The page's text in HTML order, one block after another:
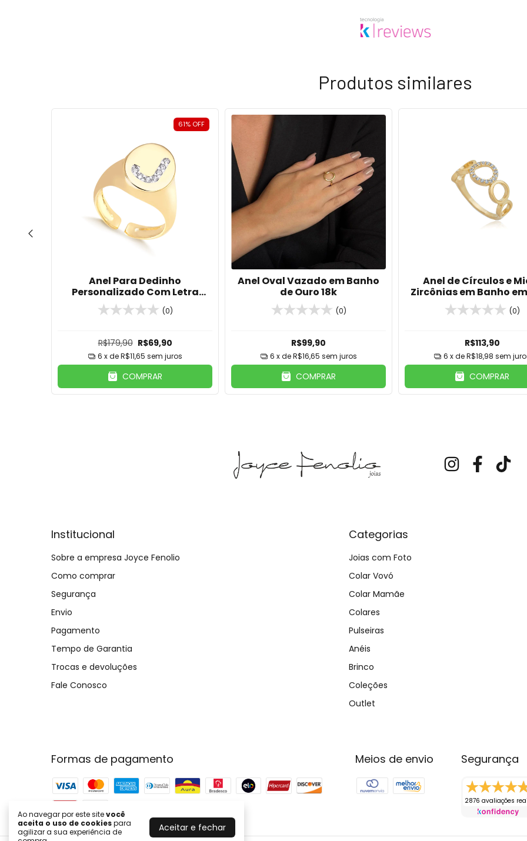
Ao navegar por este sitevocê
aceita o uso de cookiespara
agilizar a sua experiência de
Aceitar e fechar
Produtos similares
61% OFF
Anel Para Dedinho
Personalizado Com Letra
Cravejada Banhado Em Ouro
18K
(0)
R$179,90 R$69,90
6 x deR$11,65 sem juros
COMPRAR
Anel Oval Vazado em Banho
de Ouro 18k
(0)
R$99,90
6 x deR$16,65 sem juros
COMPRAR
Anel de Círculos e
Zircônias em Banho
18k
(0)
R$113,90
6 x deR$18,98 sem
COMPRAR
Institucional
Sobre a empresa Joyce Fenolio
Como comprar
Segurança
Envio
Pagamento
Tempo de Garantia
Trocas e devoluções
Fale Conosco
Categorias
Joias com Foto
Colar Vovó
Colar Mamãe
Colares
Pulseiras
Anéis
Brinco
Coleções
Outlet
Formas de pagamento Meios de envio Segurança
2876 avaliações